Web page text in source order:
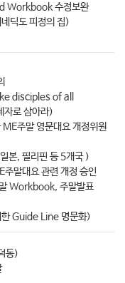
수정보완
딕도 피정의 집)
disciples of all
자로 삼아라)
주말 영문대요 개정위원
본, 필리핀 등 5개국 )
말대요 관련 개정 승인
Workbook, 주말발표
한 Guide Line 명문화)
동)